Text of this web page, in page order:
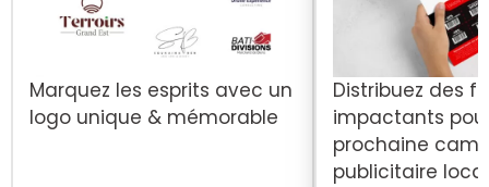
Marquez les esprits avec un
logo unique & mémorable
Distribuez des
impactants
prochaine
publicitaire